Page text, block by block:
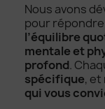
Nous avons
pour
l’équilibre
mentale et
profond.
spécifique, et
qui vous